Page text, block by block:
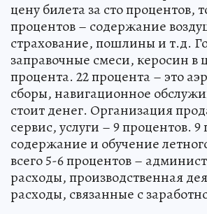
цену билета за сто процентов,
процентов – содержание
страхование, пошлины и т.д.
заправочные смеси, керосин в
процента. 22 процента – это
сборы, навигационное
стоит денег. Организация
сервис, услуги – 9 процентов.
содержание и обучение
всего 5-6 процентов –
расходы, производственная
расходы, связанные с